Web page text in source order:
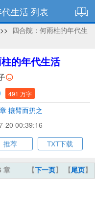
生活 列表
>> 四合院：何雨柱的年代生
的年代生活
491 万字
攘臂而扔之
20 00:39:16
推荐 TXT下载
【下一页】 【尾页】
章